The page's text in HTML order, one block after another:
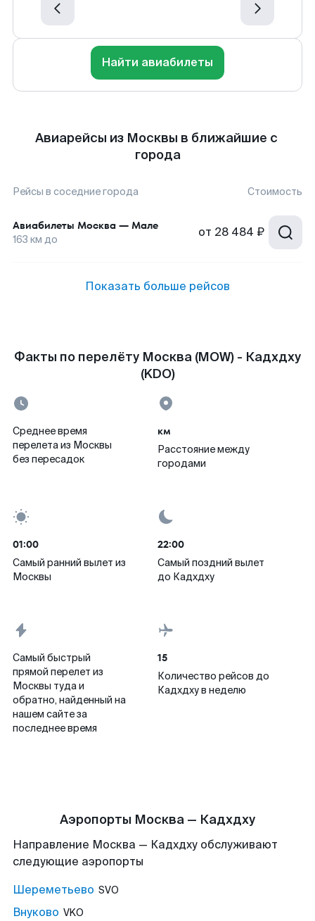
Найти авиабилеты
Авиарейсы из Москвы в ближайшие с
города
Рейсы в соседние города Стоимость
Авиабилеты Москва — Мале
163 км до от 28 484 ₽
Показать больше рейсов
Факты по перелёту Москва (MOW) - Кадхдху
(KDO)
Среднее время
перелета из Москвы
без пересадок
км
Расстояние между
городами
01:00
Самый ранний вылет из
Москвы
22:00
Самый поздний вылет
до Кадхдху
Самый быстрый
прямой перелет из
Москвы туда и
обратно, найденный на
нашем сайте за
последнее время
15
Количество рейсов до
Кадхдху в неделю
Аэропорты Москва — Кадхдху
Направление Москва — Кадхдху обслуживают
следующие аэропорты
Шереметьево SVO
Внуково VKO